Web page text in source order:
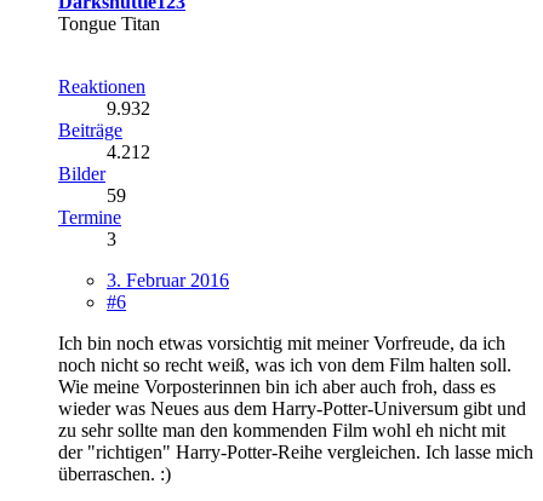
Tongue Titan
Reaktionen
9.932
Beiträge
4.212
Bilder
59
Termine
3
3. Februar 2016
#6
Ich bin noch etwas vorsichtig mit meiner Vorfreude, da ich
noch nicht so recht weiß, was ich von dem Film halten soll.
Wie meine Vorposterinnen bin ich aber auch froh, dass es
wieder was Neues aus dem Harry-Potter-Universum gibt und
zu sehr sollte man den kommenden Film wohl eh nicht mit
der "richtigen" Harry-Potter-Reihe vergleichen. Ich lasse mich
überraschen. :)